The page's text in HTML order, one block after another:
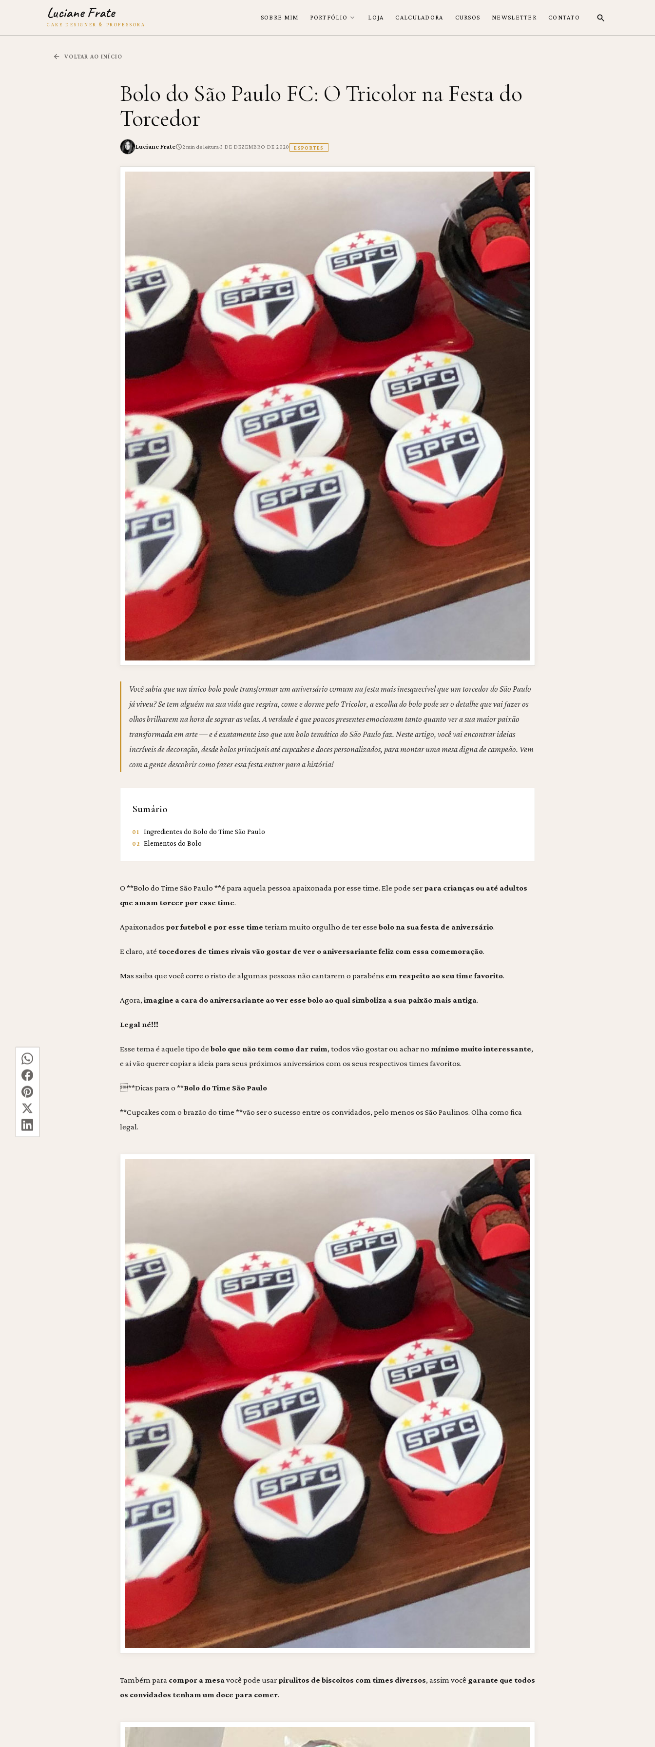
Luciane Frate
CAKE DESIGNER & PROFESSORA
SOBRE MIM PORTFÓLIO LOJA CALCULADORA CURSOS NEWSLETTER CONTATO
VOLTAR AO INÍCIO
Bolo do São Paulo FC: O Tricolor na Festa do
Torcedor
Luciane Frate 2min de leitura·3 DE DEZEMBRO DE 2020 ESPORTES
Você sabia que um único bolo pode transformar um aniversário comum na festa mais inesquecível que um torcedor do São Paulo
já viveu? Se tem alguém na sua vida que respira, come e dorme pelo Tricolor, a escolha do bolo pode ser o detalhe que vai fazer os
olhos brilharem na hora de soprar as velas. A verdade é que poucos presentes emocionam tanto quanto ver a sua maior paixão
transformada em arte — e é exatamente isso que um bolo temático do São Paulo faz. Neste artigo, você vai encontrar ideias
incríveis de decoração, desde bolos principais até cupcakes e doces personalizados, para montar uma mesa digna de campeão. Vem
com a gente descobrir como fazer essa festa entrar para a história!
Sumário
01 Ingredientes do Bolo do Time São Paulo
02 Elementos do Bolo
O **Bolo do Time São Paulo **é para aquela pessoa apaixonada por esse time. Ele pode ser para crianças ou até adultos
que amam torcer por esse time.
Apaixonados por futebol e por esse time teriam muito orgulho de ter essebolo na sua festa de aniversário.
E claro, até tocedores de times rivais vão gostar de ver o aniversariante feliz com essa comemoração.
Mas saiba que você corre o risto de algumas pessoas não cantarem o parabéns em respeito ao seu time favorito.
Agora, imagine a cara do aniversariante ao ver esse bolo ao qual simboliza a sua paixão mais antiga.
Legal né!!!
Esse tema é aquele tipo debolo que não tem como dar ruim, todos vão gostar ou achar no mínimo muito interessante,
e ai vão querer copiar a ideia para seus próximos aniversários com os seus respectivos times favoritos.
**Dicas para o **Bolo do Time São Paulo
**Cupcakes com o brazão do time **vão ser o sucesso entre os convidados, pelo menos os São Paulinos. Olha como fica
legal.
Também para compor a mesa você pode usar pirulitos de biscoitos com times diversos, assim você garante que todos
os convidados tenham um doce para comer.